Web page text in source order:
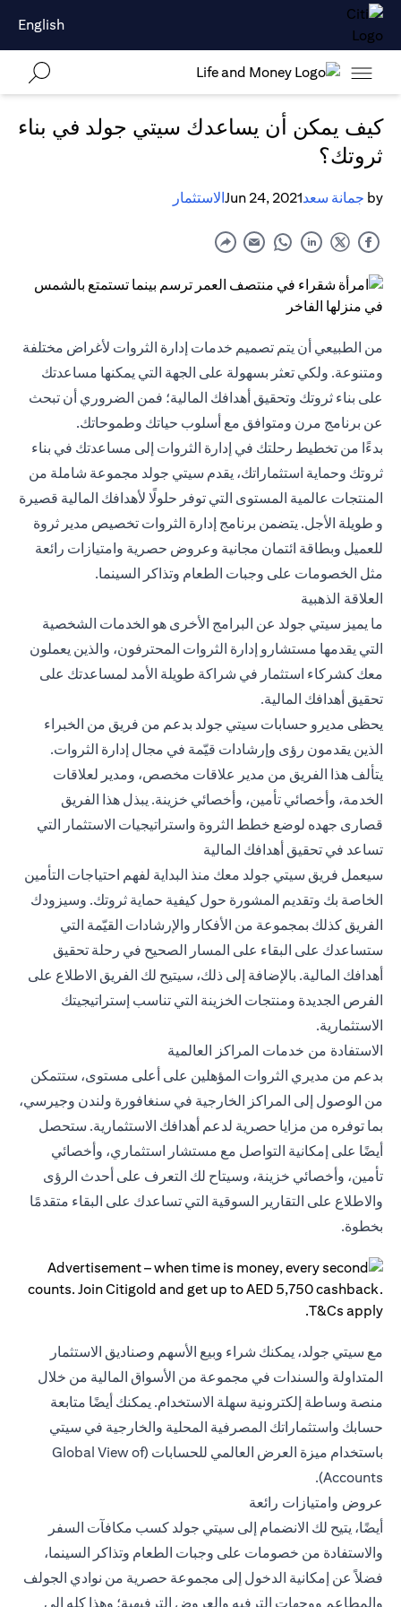
English
كيف يمكن أن يساعدك سيتي جولد في بناء
ثروتك؟
by جمانة سعدJun 24, 2021الاستثمار
من الطبيعي أن يتم تصميم خدمات إدارة الثروات لأغراض مختلفة
ومتنوعة. ولكي تعثر بسهولة على الجهة التي يمكنها مساعدتك
على بناء ثروتك وتحقيق أهدافك المالية؛ فمن الضروري أن تبحث
عن برنامج مرن ومتوافق مع أسلوب حياتك وطموحاتك.
بدءًا من تخطيط رحلتك في إدارة الثروات إلى مساعدتك في بناء
ثروتك وحماية استثماراتك، يقدم سيتي جولد مجموعة شاملة من
المنتجات عالمية المستوى التي توفر حلولًا لأهدافك المالية قصيرة
و طويلة الأجل. يتضمن برنامج إدارة الثروات تخصيص مدير ثروة
للعميل وبطاقة ائتمان مجانية وعروض حصرية وامتيازات رائعة
مثل الخصومات على وجبات الطعام وتذاكر السينما.
العلاقة الذهبية
ما يميز سيتي جولد عن البرامج الأخرى هو الخدمات الشخصية
التي يقدمها مستشارو إدارة الثروات المحترفون، والذين يعملون
معك كشركاء استثمار في شراكة طويلة الأمد لمساعدتك على
تحقيق أهدافك المالية.
يحظى مديرو حسابات سيتي جولد بدعم من فريق من الخبراء
الذين يقدمون رؤى وإرشادات قيّمة في مجال إدارة الثروات.
يتألف هذا الفريق من مدير علاقات مخصص، ومدير لعلاقات
الخدمة، وأخصائي تأمين، وأخصائي خزينة. يبذل هذا الفريق
قصارى جهده لوضع خطط الثروة واستراتيجيات الاستثمار التي
تساعد في تحقيق أهدافك المالية
سيعمل فريق سيتي جولد معك منذ البداية لفهم احتياجات التأمين
الخاصة بك وتقديم المشورة حول كيفية حماية ثروتك. وسيزودك
الفريق كذلك بمجموعة من الأفكار والإرشادات القيّمة التي
ستساعدك على البقاء على المسار الصحيح في رحلة تحقيق
أهدافك المالية. بالإضافة إلى ذلك، سيتيح لك الفريق الاطلاع على
الفرص الجديدة ومنتجات الخزينة التي تناسب إستراتيجيتك
الاستثمارية.
الاستفادة من خدمات المراكز العالمية
بدعم من مديري الثروات المؤهلين على أعلى مستوى، ستتمكن
من الوصول إلى المراكز الخارجية في سنغافورة ولندن وجيرسي،
بما توفره من مزايا حصرية لدعم أهدافك الاستثمارية. ستحصل
أيضًا على إمكانية التواصل مع مستشار استثماري، وأخصائي
تأمين، وأخصائي خزينة، وسيتاح لك التعرف على أحدث الرؤى
والاطلاع على التقارير السوقية التي تساعدك على البقاء متقدمًا
بخطوة.
مع سيتي جولد، يمكنك شراء وبيع الأسهم وصناديق الاستثمار
المتداولة والسندات في مجموعة من الأسواق المالية من خلال
منصة وساطة إلكترونية سهلة الاستخدام. يمكنك أيضًا متابعة
حسابك واستثماراتك المصرفية المحلية والخارجية في سيتي
باستخدام ميزة العرض العالمي للحسابات (Global View of
Accounts).
عروض وامتيازات رائعة
أيضًا، يتيح لك الانضمام إلى سيتي جولد كسب مكافآت السفر
والاستفادة من خصومات على وجبات الطعام وتذاكر السينما،
فضلاً عن إمكانية الدخول إلى مجموعة حصرية من نوادي الجولف
والمطاعم ووجهات الترفيه والعروض الترفيهية؛ وهذا كله إلى